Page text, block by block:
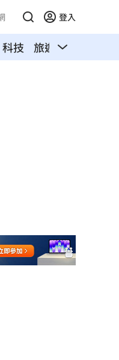
登入
科技 旅遊 汽車